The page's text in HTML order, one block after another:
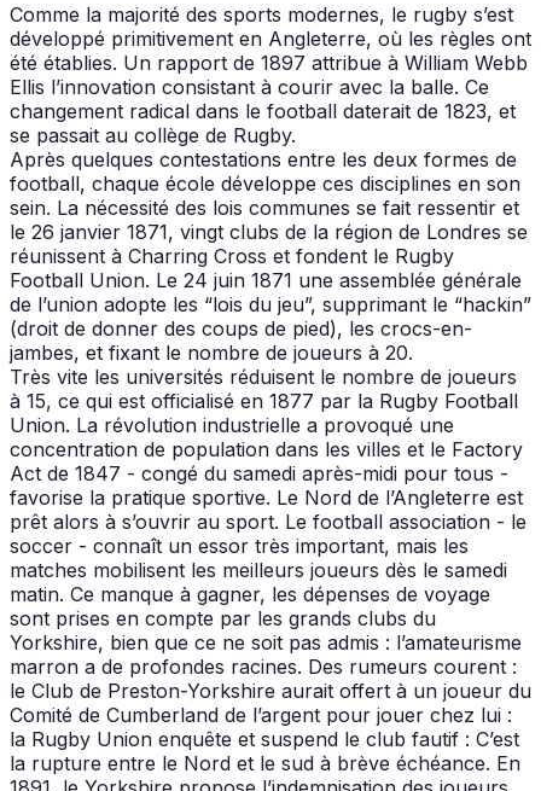
Comme la majorité des sports modernes, le rugby s’est
développé primitivement en Angleterre, où les règles ont
été établies. Un rapport de 1897 attribue à William Webb
Ellis l’innovation consistant à courir avec la balle. Ce
changement radical dans le football daterait de 1823, et
se passait au collège de Rugby.
Après quelques contestations entre les deux formes de
football, chaque école développe ces disciplines en son
sein. La nécessité des lois communes se fait ressentir et
le 26 janvier 1871, vingt clubs de la région de Londres se
réunissent à Charring Cross et fondent le Rugby
Football Union. Le 24 juin 1871 une assemblée générale
de l’union adopte les “lois du jeu”, supprimant le “hackin”
(droit de donner des coups de pied), les crocs-en-
jambes, et fixant le nombre de joueurs à 20.
Très vite les universités réduisent le nombre de joueurs
à 15, ce qui est officialisé en 1877 par la Rugby Football
Union. La révolution industrielle a provoqué une
concentration de population dans les villes et le Factory
Act de 1847 - congé du samedi après-midi pour tous -
favorise la pratique sportive. Le Nord de l’Angleterre est
prêt alors à s’ouvrir au sport. Le football association - le
soccer - connaît un essor très important, mais les
matches mobilisent les meilleurs joueurs dès le samedi
matin. Ce manque à gagner, les dépenses de voyage
sont prises en compte par les grands clubs du
Yorkshire, bien que ce ne soit pas admis : l’amateurisme
marron a de profondes racines. Des rumeurs courent :
le Club de Preston-Yorkshire aurait offert à un joueur du
Comité de Cumber­land de l’argent pour jouer chez lui :
la Rugby Union enquête et suspend le club fautif : C’est
la rupture entre le Nord et le sud à brève échéance. En